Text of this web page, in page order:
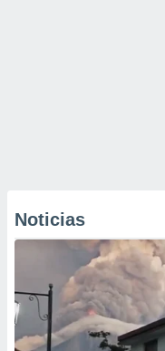
Noticias